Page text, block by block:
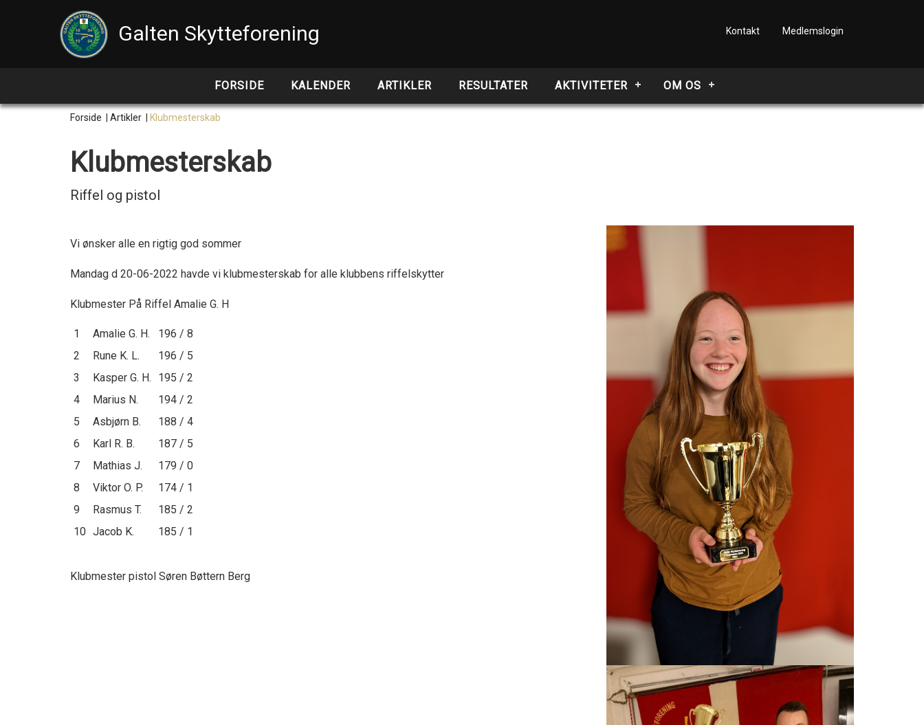
Galten Skytteforening Kontakt Medlemslogin
FORSIDE KALENDER ARTIKLER RESULTATER AKTIVITETER OM OS
Forside Artikler Klubmesterskab
Klubmesterskab
Riffel og pistol
Vi ønsker alle en rigtig god sommer
Mandag d 20-06-2022 havde vi klubmesterskab for alle klubbens riffelskytter
Klubmester På Riffel Amalie G. H
1 Amalie G. H.
196 / 8
2
Rune K. L.
196 / 5
3
Kasper G. H.
195 / 2
4
Marius N.
194 / 2
5
Asbjørn B.
188 / 4
6
Karl R. B.
187 / 5
7
Mathias J.
179 / 0
8
Viktor O. P.
174 / 1
9
Rasmus T.
185 / 2
10 Jacob K. 185 / 1
Klubmester pistol Søren Bøttern Berg